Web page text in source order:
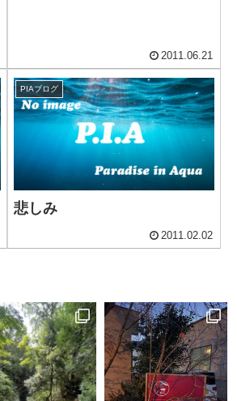
2011.06.21
PIAブログ
悲しみ
2011.02.02